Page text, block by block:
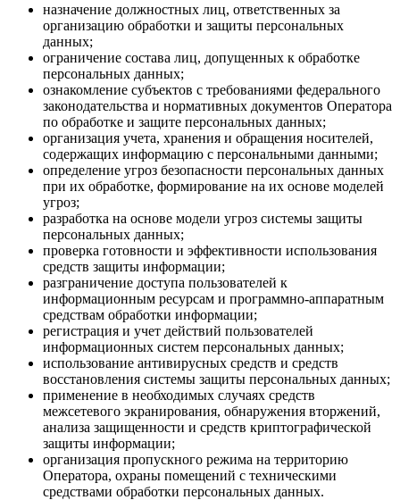
назначение должностных лиц, ответственных за
организацию обработки и защиты персональных
данных;
ограничение состава лиц, допущенных к обработке
персональных данных;
ознакомление субъектов с требованиями федерального
законодательства и нормативных документов Оператора
по обработке и защите персональных данных;
организация учета, хранения и обращения носителей,
содержащих информацию с персональными данными;
определение угроз безопасности персональных данных
при их обработке, формирование на их основе моделей
угроз;
разработка на основе модели угроз системы защиты
персональных данных;
проверка готовности и эффективности использования
средств защиты информации;
разграничение доступа пользователей к
информационным ресурсам и программно-аппаратным
средствам обработки информации;
регистрация и учет действий пользователей
информационных систем персональных данных;
использование антивирусных средств и средств
восстановления системы защиты персональных данных;
применение в необходимых случаях средств
межсетевого экранирования, обнаружения вторжений,
анализа защищенности и средств криптографической
защиты информации;
организация пропускного режима на территорию
Оператора, охраны помещений с техническими
средствами обработки персональных данных.